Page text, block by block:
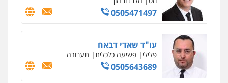
0505471497
עו"ד שאדי דבאח
פלילי פשיעה כלכלית תעבורה
0505643689